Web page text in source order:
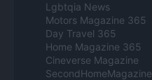
Lgbtqia News
Motors Magazine 365
Day Travel 365
Home Magazine 365
Cineverse Magazine
SecondHomeMagazine